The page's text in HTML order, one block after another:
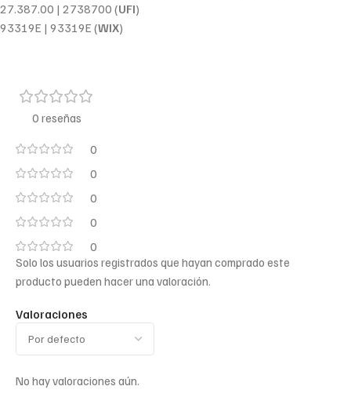
27.387.00 | 2738700 (UFI)
93319E | 93319E (WIX)
0 reseñas
0
0
0
0
0
Valoraciones
No hay valoraciones aún.
Solo los usuarios registrados que hayan comprado este
producto pueden hacer una valoración.